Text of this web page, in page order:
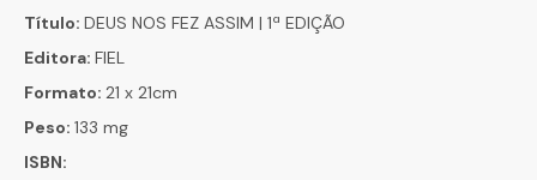
Título: DEUS NOS FEZ ASSIM | 1ª EDIÇÃO
Editora: FIEL
Formato: 21 x 21cm
Peso: 133 mg
ISBN: